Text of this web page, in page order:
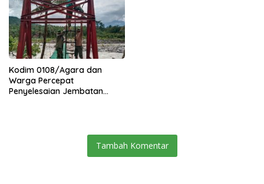
Kodim 0108/Agara dan
Warga Percepat
Penyelesaian Jembatan
Tambah Komentar